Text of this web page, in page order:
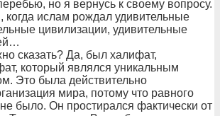
но я вернусь к своему вопросу.
ислам рождал удивительные
цивилизации, удивительные
сказать? Да, был халифат,
который являлся уникальным
Это была действительно
мира, потому что равного
было. Он простирался фактически от